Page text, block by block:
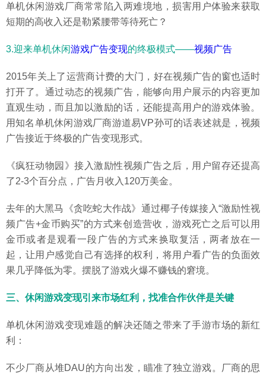
单机休闲游戏厂商常常陷入两难境地，损害用户体验来获取
短期的高收入还是勒紧腰带等待死亡？
3.迎来单机休闲游戏广告变现的终极模式——视频广告
2015年关上了运营商计费的大门，好在视频广告的窗也适时
打开了。通过动态的视频广告，能够向用户展示的内容更加
直观生动，而且加以激励的话，还能提高用户的游戏体验。
用知名单机休闲游戏厂商游道易VP孙可的话表述就是，视频
广告接近于终极的广告变现形式。
《疯狂动物园》接入激励性视频广告之后，用户留存还提高
了2-3个百分点，广告月收入120万美金。
去年的大黑马《贪吃蛇大作战》通过椰子传媒接入“激励性视
频广告+金币购买”的方式来创造营收，游戏死亡之后可以用
金币或者是观看一段广告的方式来换取复活，两者放在一
起，让用户感觉自己有选择的权利，将用户看广告的负面效
果几乎降低为零。摆脱了游戏火爆不赚钱的窘境。
三、 休闲游戏变现引来市场红利，找准合作伙伴是关键
单机休闲游戏变现难题的解决还随之带来了手游市场的新红
利：
不少厂商从堆DAU的方向出发，瞄准了独立游戏。厂商的思